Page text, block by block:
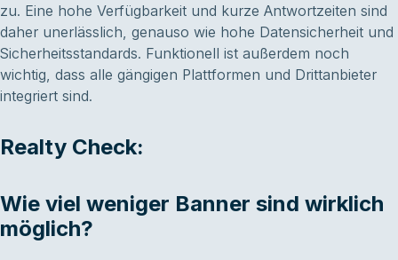
zu. Eine hohe Verfügbarkeit und kurze Antwortzeiten sind
daher unerlässlich, genauso wie hohe Datensicherheit und
Sicherheitsstandards. Funktionell ist außerdem noch
wichtig, dass alle gängigen Plattformen und Drittanbieter
integriert sind.
Realty Check:
Wie viel weniger Banner sind wirklich
möglich?